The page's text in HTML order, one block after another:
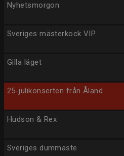
Nyhetsmorgon
Sveriges mästerkock VIP
Gilla läget
25-julikonserten från Åland
Hudson & Rex
Sveriges dummaste